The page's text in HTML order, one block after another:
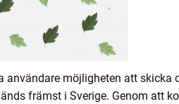
möjligheten att skicka
främst i Sverige. Genom att